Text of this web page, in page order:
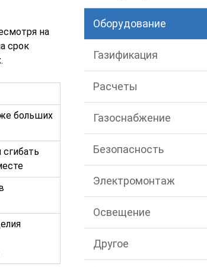
на
срок
больших
Оборудование
Газификация
Расчеты
Газоснабжение
Безопасность
Электромонтаж
Освещение
Другое